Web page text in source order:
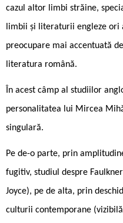
cazul altor limbi străine,
limbii și literaturii engleze
preocupare mai accentuată
literatura română.
În acest câmp al studiilor
personalitatea lui Mircea
singulară.
Pe de-o parte, prin
fugitiv, studiul despre
Joyce), pe de alta, prin
culturii contemporane